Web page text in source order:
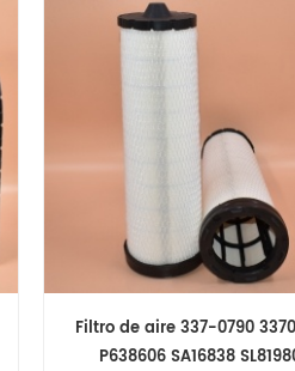
Filtro de aire 337-0790
P638606 SA16838